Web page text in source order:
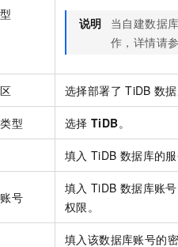
说明
当自建数据
作，详情请
选择部署了 TiDB 数
型 选择 TiDB。
填入 TiDB 数据库的
号
填入 TiDB 数据库账
权限。
填入该数据库账号的密